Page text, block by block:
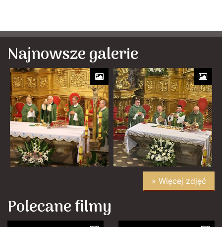
Najnowsze galerie
» Więcej zdjęć
Polecane filmy